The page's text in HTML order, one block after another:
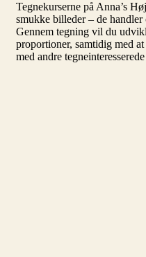
Tegnekurserne på Anna’s
smukke billeder – de
Gennem tegning vil du
proportioner, samtidig med
med andre